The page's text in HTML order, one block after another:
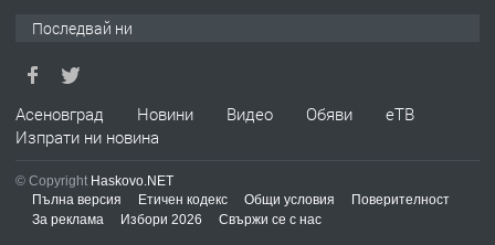
преди 3 години
ПРЕДЛАГА
Последвай ни
Асеновград Новини Видео Обяви
еТВ
Изпрати ни новина
© Copyright Haskovo.NET
Пълна версия
Етичен кодекс Общи условия
Поверителност
За реклама
Избори 2026 Свържи се с нас